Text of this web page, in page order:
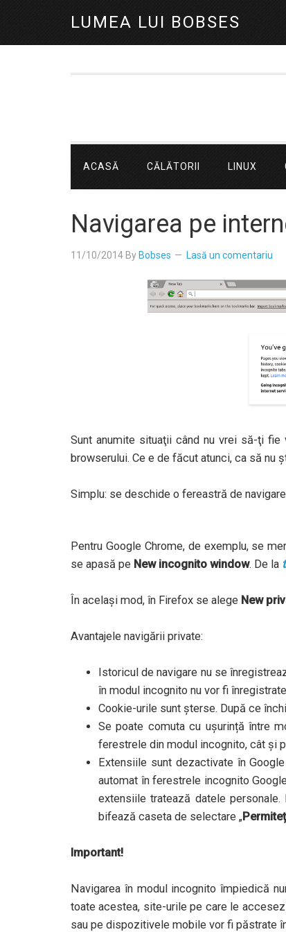
LUMEA LUI BOBSES
ACASĂ CĂLĂTORII LINUX
Navigarea pe
11/10/2014 By Bobses Lasă un comentariu
Sunt anumite situaţii când nu vrei să-ţi fie
browserului. Ce e de făcut atunci, ca să nu
Simplu: se deschide o fereastră de
Pentru Google Chrome, de exemplu, se
se apasă pe New incognito window. De la
În acelaşi mod, în Firefox se alege New
Avantajele navigării private:
Istoricul de navigare nu se
în modul incognito nu vor fi
Cookie-urile sunt șterse. După ce
Se poate comuta cu ușurință între
ferestrele din modul incognito, cât și
Extensiile sunt dezactivate în
automat în ferestrele incognito
extensiile tratează datele
bifează caseta de selectare „
Important!
Navigarea în modul incognito împiedică
toate acestea, site-urile pe care le
sau pe dispozitivele mobile vor fi păstrate